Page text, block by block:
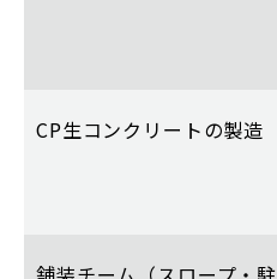
CP生コンクリートの製造